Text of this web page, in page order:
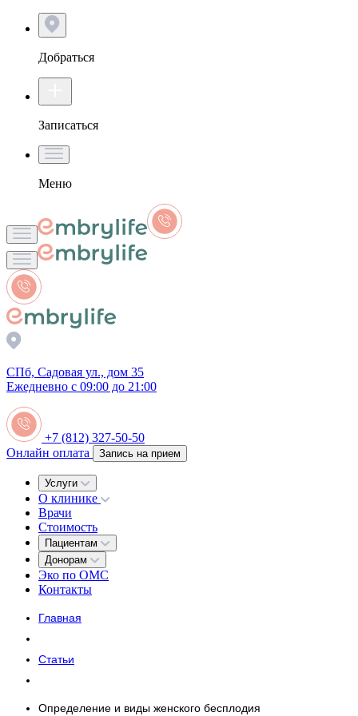
Добраться
Записаться
Меню
СПб, Садовая ул., дом 35
Ежедневно с 09:00 до 21:00
+7 (812) 327-50-50
Онлайн оплата
Запись на прием
Услуги
О клинике
Врачи
Стоимость
Пациентам
Донорам
Эко по ОМС
Контакты
Главная
Статьи
Определение и виды женского бесплодия